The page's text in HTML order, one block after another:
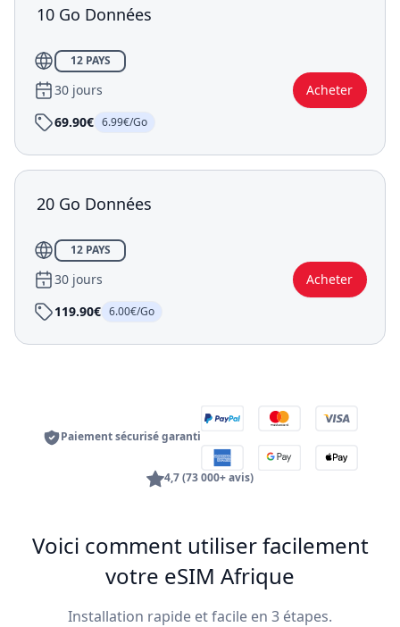
10 Go Données
12 PAYS
30 jours
Acheter
69.90€ 6.99€/Go
20 Go Données
12 PAYS
30 jours
Acheter
119.90€ 6.00€/Go
Paiement sécurisé garanti
4,7 (73 000+ avis)
Voici comment utiliser facilement
votre eSIM Afrique
Installation rapide et facile en 3 étapes.